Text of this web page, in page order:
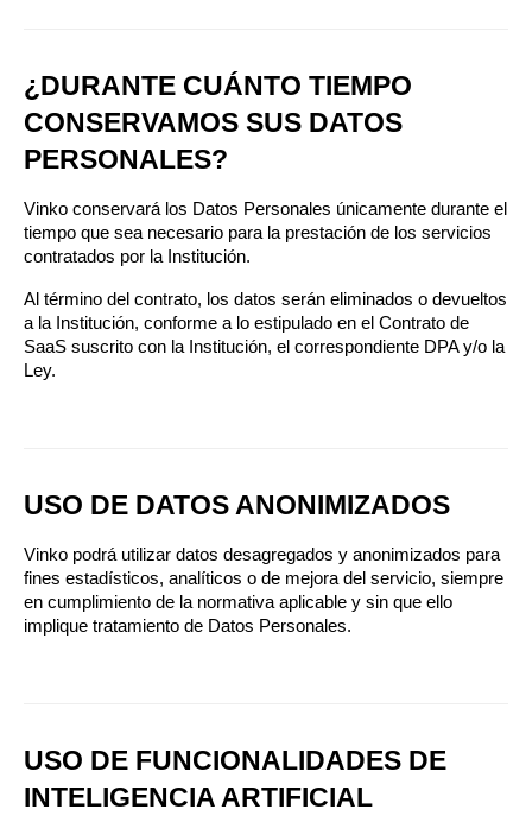
¿DURANTE CUÁNTO TIEMPO
CONSERVAMOS SUS DATOS
PERSONALES?
Vinko conservará los Datos Personales únicamente durante el
tiempo que sea necesario para la prestación de los servicios
contratados por la Institución.
Al término del contrato, los datos serán eliminados o devueltos
a la Institución, conforme a lo estipulado en el Contrato de
SaaS suscrito con la Institución, el correspondiente DPA y/o la
Ley.
USO DE DATOS ANONIMIZADOS
Vinko podrá utilizar datos desagregados y anonimizados para
fines estadísticos, analíticos o de mejora del servicio, siempre
en cumplimiento de la normativa aplicable y sin que ello
implique tratamiento de Datos Personales.
USO DE FUNCIONALIDADES DE
INTELIGENCIA ARTIFICIAL